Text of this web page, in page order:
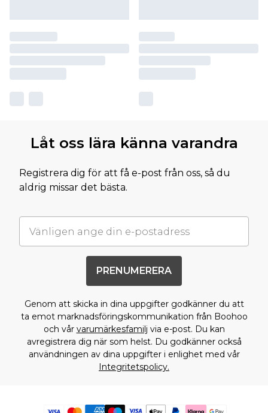
Låt oss lära känna varandra
Registrera dig för att få e-post från oss, så du
aldrig missar det bästa.
PRENUMERERA
Genom att skicka in dina uppgifter godkänner du att
ta emot marknadsföringskommunikation från Boohoo
och vår varumärkesfamilj via e-post. Du kan
avregistrera dig när som helst. Du godkänner också
användningen av dina uppgifter i enlighet med vår
Integritetspolicy.